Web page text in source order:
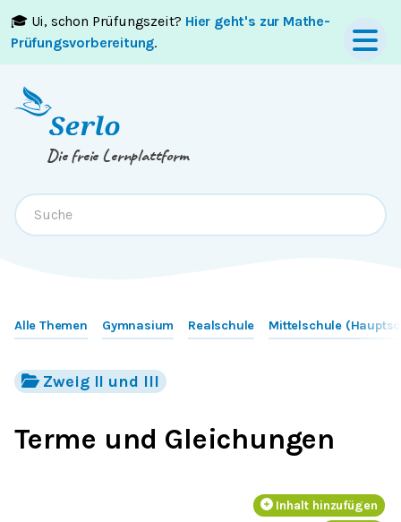
🎓 Ui, schon Prüfungszeit? Hier geht's zur Mathe-
Prüfungsvorbereitung.
Springe zumInhaltoderFooter
Die freie Lernplattform
Alle Themen Gymnasium Realschule Mittelschule
Zweig II und III
Terme und Gleichungen
Inhalt hinzufügen